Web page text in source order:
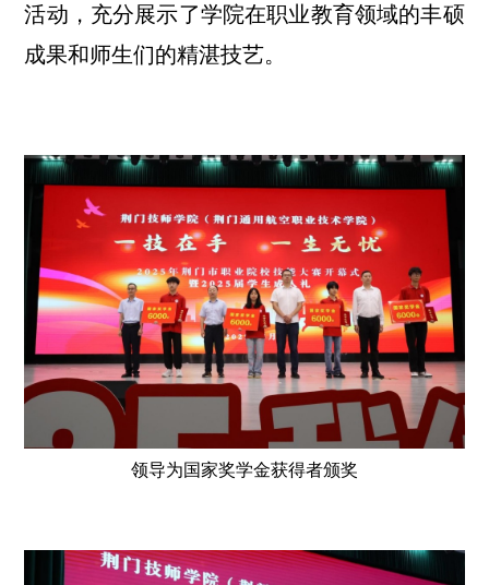
活动，充分展示了学院在职业教育领域的丰硕
成果和师生们的精湛技艺。
领导为国家奖学金获得者颁奖